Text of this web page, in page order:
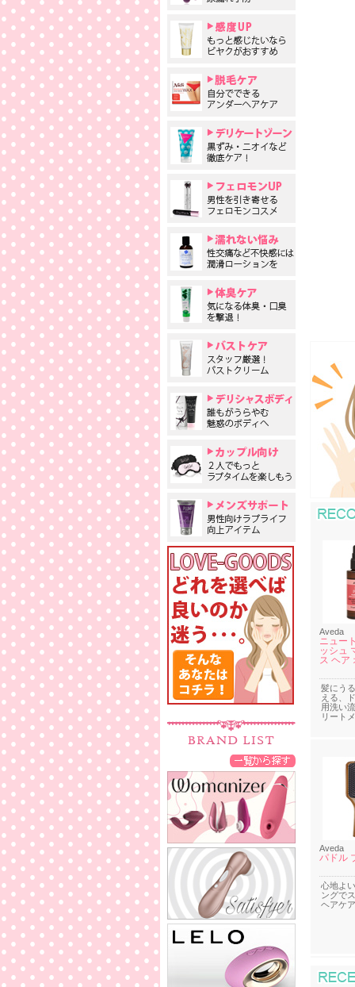
Aveda
ニュー
ッシュ
ス ヘア
髪にう
える、
用洗い
リート
Aveda
パドル
心地よ
ングで
ヘアケア